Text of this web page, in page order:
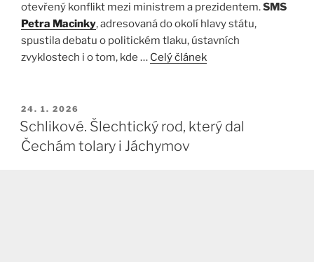
otevřený konflikt mezi ministrem a prezidentem.SMS
Petra Macinky, adresovaná do okolí hlavy státu,
spustila debatu o politickém tlaku, ústavních
zvyklostech i o tom, kde … Celý článek
PUBLIKOVÁNO
24. 1. 2026
Schlikové. Šlechtický rod, který dal
Čechám tolary i Jáchymov